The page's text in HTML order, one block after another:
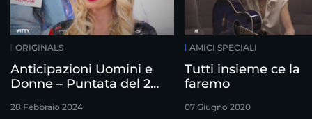
ORIGINALS
Anticipazioni Uomini e
Donne – Puntata del 28
28 Febbraio 2024
AMICI SPECIALI
Tutti insieme ce la
faremo
07 Giugno 2020